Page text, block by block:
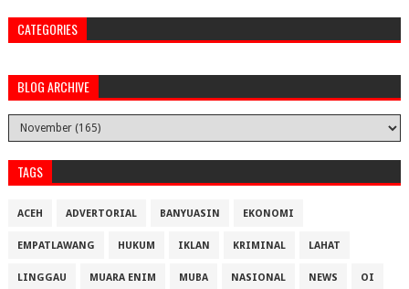
CATEGORIES
BLOG ARCHIVE
TAGS
ACEH ADVERTORIAL BANYUASIN EKONOMI
EMPATLAWANG HUKUM IKLAN KRIMINAL LAHAT
LINGGAU MUARA ENIM MUBA NASIONAL NEWS OI